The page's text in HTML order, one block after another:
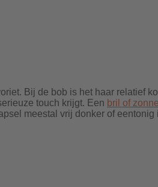
Bij de bob is het haar relatief
touch krijgt. Een bril of
meestal vrij donker of eentonig